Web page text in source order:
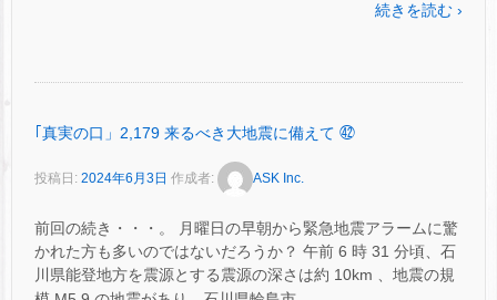
続きを読む ›
｢真実の口」2,179 来るべき大地震に備えて ㊷
投稿日: 2024年6月3日 作成者: ASK Inc.
前回の続き・・・。 月曜日の早朝から緊急地震アラームに驚
かれた方も多いのではないだろうか？ 午前 6 時 31 分頃、石
川県能登地方を震源とする震源の深さは約 10km 、地震の規